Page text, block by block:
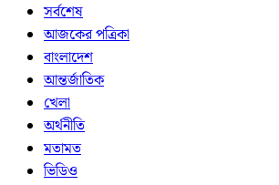
সর্বশেষ
আজকের পত্রিকা
বাংলাদেশ
আন্তর্জাতিক
খেলা
অর্থনীতি
মতামত
ভিডিও